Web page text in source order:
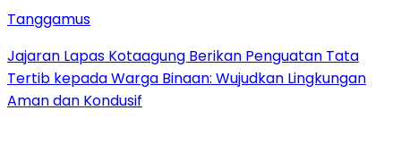
Tanggamus
Jajaran Lapas Kotaagung Berikan Penguatan Tata
Tertib kepada Warga Binaan: Wujudkan Lingkungan
Aman dan Kondusif